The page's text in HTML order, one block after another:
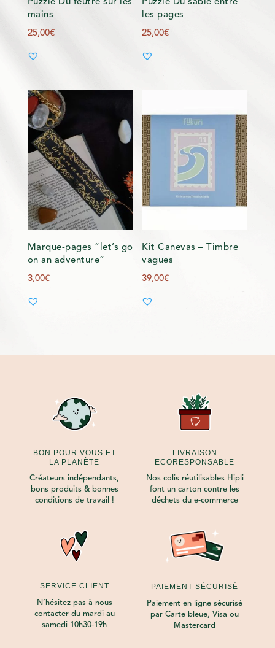
Puzzle Du feutre sur les
mains
25,00€
Puzzle Du sable entre
les pages
25,00€
Marque-pages “let’s go
on an adventure”
3,00€
Kit Canevas – Timbre
vagues
39,00€
BON POUR VOUS ET
LA PLANÈTE
Créateurs indépendants,
bons produits & bonnes
conditions de travail !
LIVRAISON
ECORESPONSABLE
Nos colis réutilisables Hipli
font un carton contre les
déchets du e-commerce
SERVICE CLIENT
N’hésitez pas à nous
contacterdu mardi au
samedi 10h30-19h
PAIEMENT SÉCURISÉ
Paiement en ligne sécurisé
par Carte bleue, Visa ou
Mastercard